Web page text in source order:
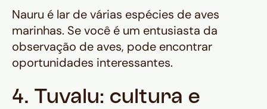
Nauru é lar de várias espécies de aves
marinhas. Se você é um entusiasta da
observação de aves, pode encontrar
oportunidades interessantes.
4. Tuvalu: cultura e